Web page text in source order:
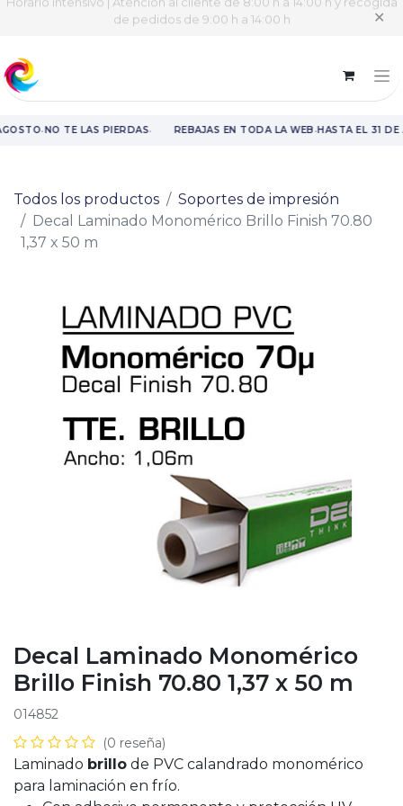
Horario intensivo | Atención al cliente de 8:00 h a 14:00 h y recogida
de pedidos de 9:00 h a 14:00 h
✕
·NO TE LAS PIERDAS· REBAJAS EN TODA LA WEB·HASTA EL 31 DE
Todos los productos
Soportes de impresión
Decal Laminado Monomérico Brillo Finish 70.80
1,37 x 50 m
Decal Laminado Monomérico
Brillo Finish 70.80 1,37 x 50 m
014852
(0 reseña)
Laminado brillo de PVC calandrado monomérico
para laminación en frío.